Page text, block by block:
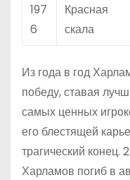
197
6
Красная
скала
Из года в год
победу, ставая
самых ценных
его блестящей
трагический конец.
Харламов погиб в